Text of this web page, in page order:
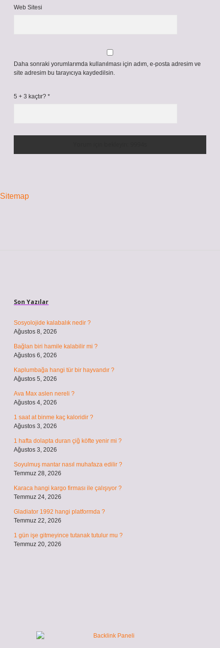
Web Sitesi
Daha sonraki yorumlarımda kullanılması için adım, e-posta adresim ve
site adresim bu tarayıcıya kaydedilsin.
5 + 3 kaçtır? *
Sitemap
Son Yazılar
Sosyolojide kalabalık nedir ?
Ağustos 8, 2026
Bağlan biri hamile kalabilir mi ?
Ağustos 6, 2026
Kaplumbağa hangi tür bir hayvandır ?
Ağustos 5, 2026
Ava Max aslen nereli ?
Ağustos 4, 2026
1 saat at binme kaç kaloridir ?
Ağustos 3, 2026
1 hafta dolapta duran çiğ köfte yenir mi ?
Ağustos 3, 2026
Soyulmuş mantar nasıl muhafaza edilir ?
Temmuz 28, 2026
Karaca hangi kargo firması ile çalışıyor ?
Temmuz 24, 2026
Gladiator 1992 hangi platformda ?
Temmuz 22, 2026
1 gün işe gitmeyince tutanak tutulur mu ?
Temmuz 20, 2026